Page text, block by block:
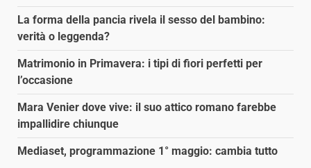
La forma della pancia rivela il sesso del bambino:
verità o leggenda?
Matrimonio in Primavera: i tipi di fiori perfetti per
l’occasione
Mara Venier dove vive: il suo attico romano farebbe
impallidire chiunque
Mediaset, programmazione 1° maggio: cambia tutto